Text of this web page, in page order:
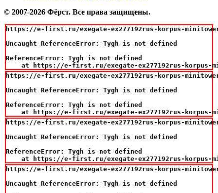
© 2007-2026 Фёрст. Все права защищены.
https://e-first.ru/exegate-ex277192rus-korpus-
Uncaught ReferenceError: Tygh is not defined
ReferenceError: Tygh is not defined
at https://e-first.ru/exegate-ex277192rus-
https://e-first.ru/exegate-ex277192rus-korpus-
Uncaught ReferenceError: Tygh is not defined
ReferenceError: Tygh is not defined
at https://e-first.ru/exegate-ex277192rus-
https://e-first.ru/exegate-ex277192rus-korpus-
Uncaught ReferenceError: Tygh is not defined
ReferenceError: Tygh is not defined
at https://e-first.ru/exegate-ex277192rus-
https://e-first.ru/exegate-ex277192rus-korpus-
Uncaught ReferenceError: Tygh is not defined